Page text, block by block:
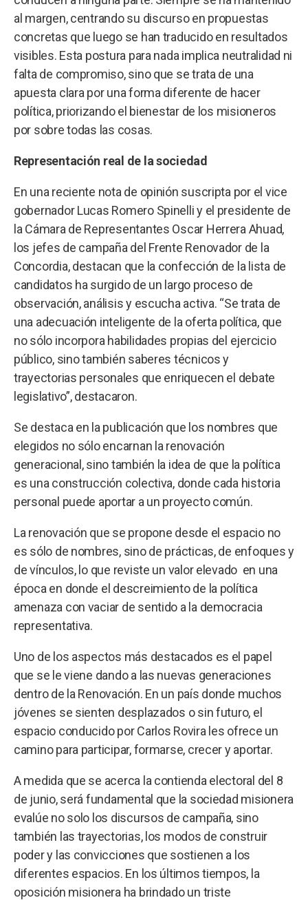
al margen, centrando su discurso en propuestas
concretas que luego se han traducido en resultados
visibles. Esta postura para nada implica neutralidad ni
falta de compromiso, sino que se trata de una
apuesta clara por una forma diferente de hacer
política, priorizando el bienestar de los misioneros
por sobre todas las cosas.
Representación real de la sociedad
En una reciente nota de opinión suscripta por el vice
gobernador Lucas Romero Spinelli y el presidente de
la Cámara de Representantes Oscar Herrera Ahuad,
los jefes de campaña del Frente Renovador de la
Concordia, destacan que la confección de la lista de
candidatos ha surgido de un largo proceso de
observación, análisis y escucha activa. “Se trata de
una adecuación inteligente de la oferta política, que
no sólo incorpora habilidades propias del ejercicio
público, sino también saberes técnicos y
trayectorias personales que enriquecen el debate
legislativo”, destacaron.
Se destaca en la publicación que los nombres que
elegidos no sólo encarnan la renovación
generacional, sino también la idea de que la política
es una construcción colectiva, donde cada historia
personal puede aportar a un proyecto común.
La renovación que se propone desde el espacio no
es sólo de nombres, sino de prácticas, de enfoques y
de vínculos, lo que reviste un valor elevado en una
época en donde el descreimiento de la política
amenaza con vaciar de sentido a la democracia
representativa.
Uno de los aspectos más destacados es el papel
que se le viene dando a las nuevas generaciones
dentro de la Renovación. En un país donde muchos
jóvenes se sienten desplazados o sin futuro, el
espacio conducido por Carlos Rovira les ofrece un
camino para participar, formarse, crecer y aportar.
A medida que se acerca la contienda electoral del 8
de junio, será fundamental que la sociedad misionera
evalúe no solo los discursos de campaña, sino
también las trayectorias, los modos de construir
poder y las convicciones que sostienen a los
diferentes espacios. En los últimos tiempos, la
oposición misionera ha brindado un triste